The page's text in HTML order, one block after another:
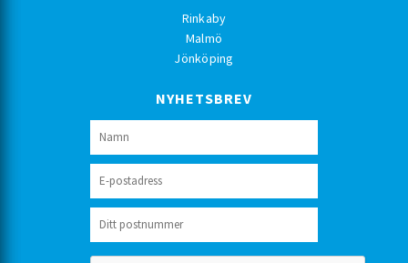
Rinkaby
Malmö
Jönköping
NYHETSBREV